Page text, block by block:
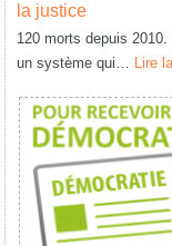
la justice
120 morts depuis
un système qui… Lire